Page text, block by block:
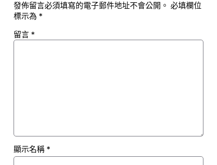
發佈留言必須填寫的電子郵件地址不會公開。 必填欄位
標示為 *
留言 *
顯示名稱 *